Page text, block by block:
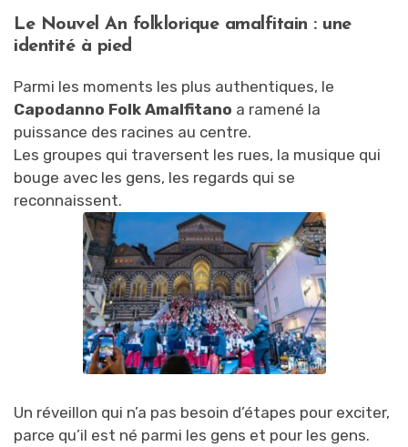
Le Nouvel An folklorique amalfitain : une
identité à pied
Parmi les moments les plus authentiques, le
Capodanno Folk Amalfitano a ramené la
puissance des racines au centre.
Les groupes qui traversent les rues, la musique qui
bouge avec les gens, les regards qui se
reconnaissent.
Un réveillon qui n’a pas besoin d’étapes pour exciter,
parce qu’il est né parmi les gens et pour les gens.